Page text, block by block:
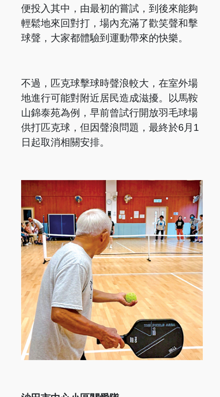
便投入其中，由最初的嘗試，到後來能夠
輕鬆地來回對打，場內充滿了歡笑聲和擊
球聲，大家都體驗到運動帶來的快樂。
不過，匹克球擊球時聲浪較大，在室外場
地進行可能對附近居民造成滋擾。以馬鞍
山錦泰苑為例，早前曾試行開放羽毛球場
供打匹克球，但因聲浪問題，最終於6月1
日起取消相關安排。